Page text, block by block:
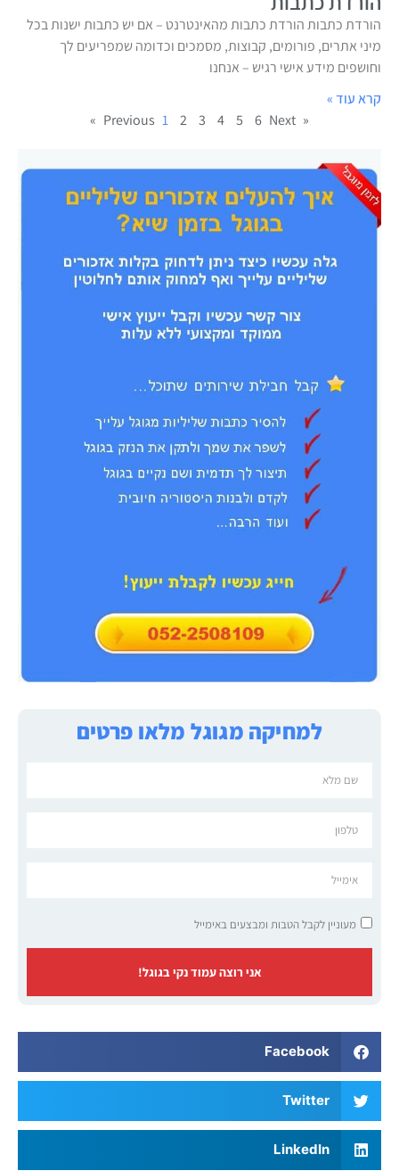
הורדת כתבות הורדת כתבות מהאינטרנט – אם יש כתבות ישנות בכל
מיני אתרים, פורומים, קבוצות, מסמכים וכדומה שמפריעים לך
וחושפים מידע אישי רגיש – אנחנו
קרא עוד »
« Previous
1 2 3 4 5 6 Next »
למחיקה מגוגל מלאו פרטים
מעוניין לקבל הטבות ומבצעים באימייל
אני רוצה עמוד נקי בגוגל!
Facebook
Twitter
LinkedIn